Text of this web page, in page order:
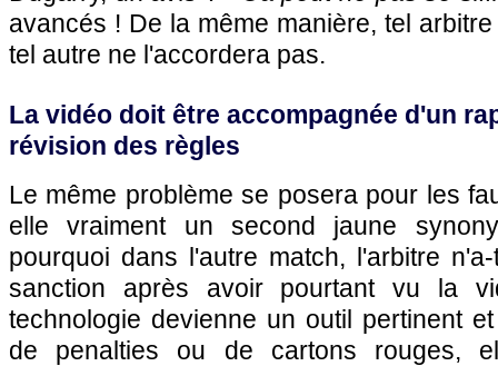
avancés ! De la même manière, tel
tel autre ne l'accordera pas.
La vidéo doit être accompagnée d'un
révision des règles
Le même problème se posera pour les
elle vraiment un second jaune
pourquoi dans l'autre match, l'arbitre
sanction après avoir pourtant vu la
technologie devienne un outil pertinent
de penalties ou de cartons rouges,